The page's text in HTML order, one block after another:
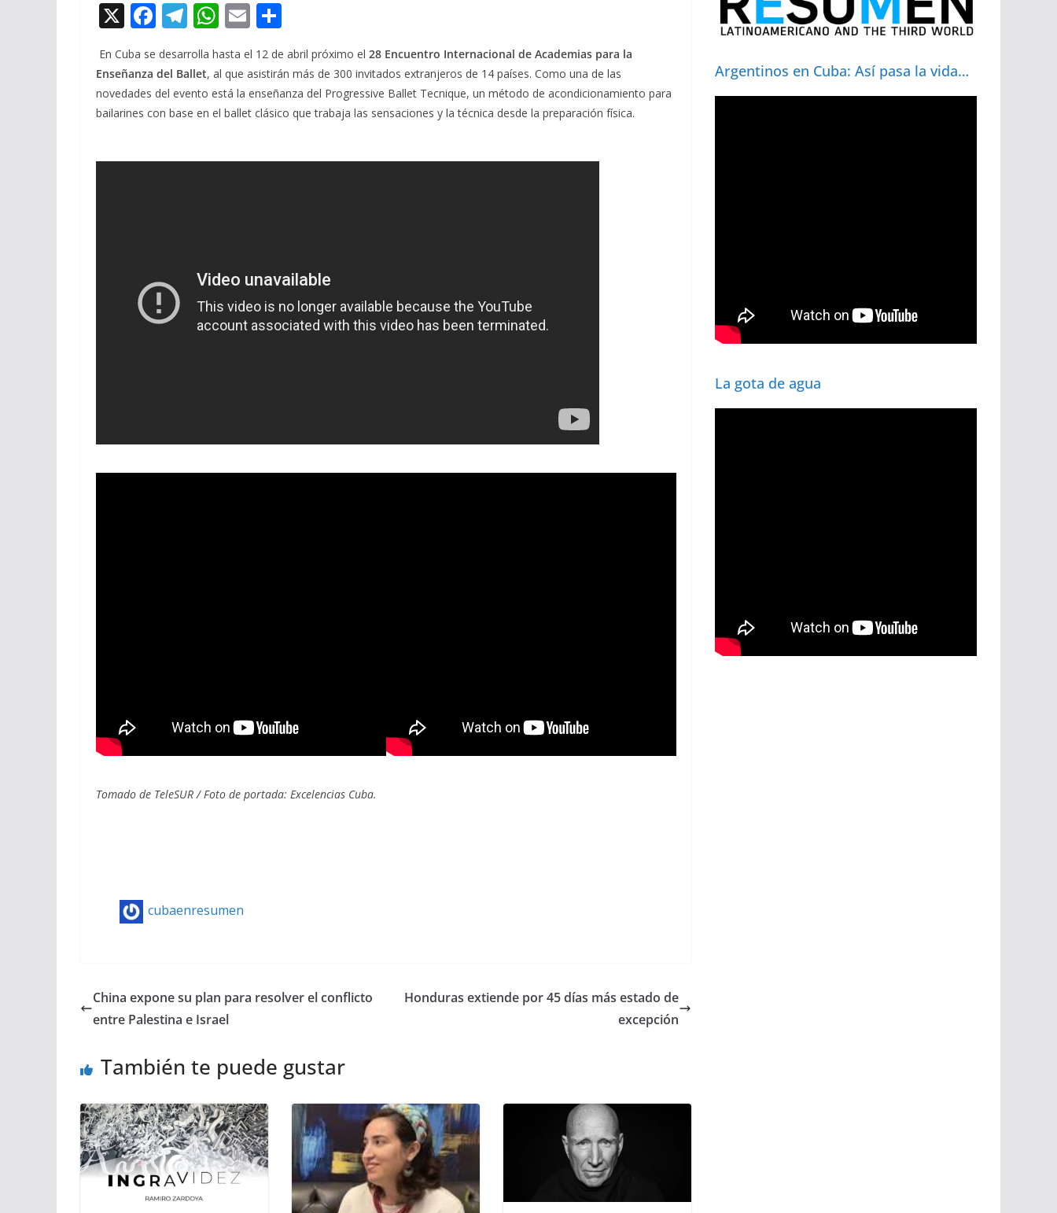
X F
ac
e
b
o
k
T
el
e
gr
a
W
at
s
A
p
E
m
ai
l
o
m
p
ar
r
En Cuba se desarrolla hasta el 12 de abril próximo el 28 Encuentro Internacional de Academias para la
Enseñanza del Ballet, al que asistirán más de 300 invitados extranjeros de 14 países. Como una de las
novedades del evento está la enseñanza del Progressive Ballet Tecnique, un método de acondicionamiento para
bailarines con base en el ballet clásico que trabaja las sensaciones y la técnica desde la preparación física.
Tomado de TeleSUR / Foto de portada: Excelencias Cuba.
cubaenresumen
China expone su plan para resolver el conflicto
entre Palestina e Israel
Honduras extiende por 45 días más estado de
excepción
También te puede gustar
Argentinos en Cuba: Así pasa la vida…
La gota de agua